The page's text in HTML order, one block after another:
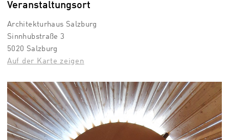
Veranstaltungsort
Architekturhaus Salzburg
Sinnhubstraße 3
5020 Salzburg
Auf der Karte zeigen